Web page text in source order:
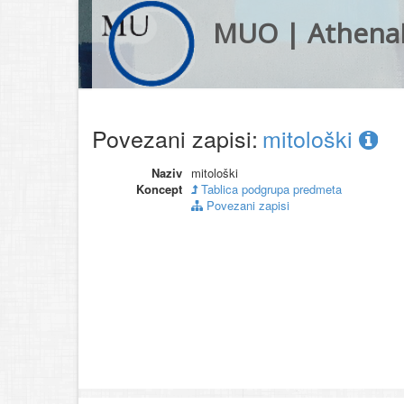
MUO |
Povezani zapisi: mitološki
Naziv mitološki
Koncept
Tablica podgrupa predmeta
Povezani zapisi